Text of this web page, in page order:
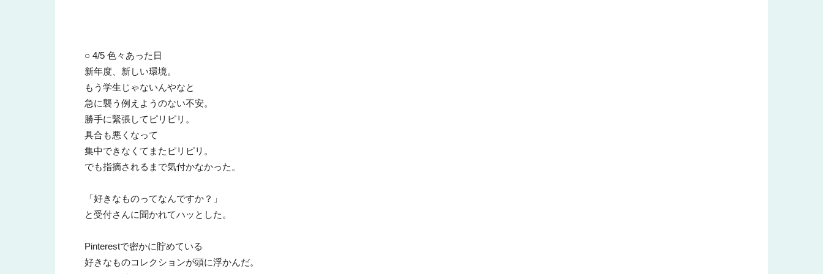
○ 4/5 色々あった日
新年度、新しい環境。
もう学生じゃないんやなと
急に襲う例えようのない不安。
勝手に緊張してピリピリ。
具合も悪くなって
集中できなくてまたピリピリ。
でも指摘されるまで気付かなかった。
「好きなものってなんですか？」
と受付さんに聞かれてハッとした。
Pinterestで密かに貯めている
好きなものコレクションが頭に浮かんだ。